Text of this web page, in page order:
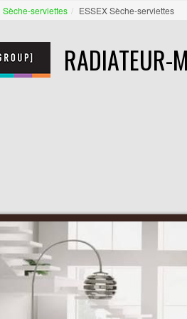
Sèche-serviettes ESSEX Sèche-serviettes
RADIATEUR-